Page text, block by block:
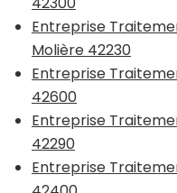
Entreprise
Molière 42230
Entreprise
42600
Entreprise
42290
Entreprise